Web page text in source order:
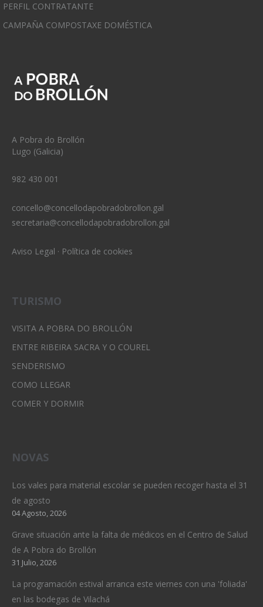
PERFIL CONTRATANTE
CAMPAÑA COMPOSTAXE DOMÉSTICA
A Pobra do Brollón
Lugo (Galicia)
982 430 001
concello@concellodapobradobrollon.gal
secretaria@concellodapobradobrollon.gal
Aviso Legal · Política de cookies
TURISMO
VISITA A POBRA DO BROLLÓN
ENTRE RIBEIRA SACRA Y O COUREL
SENDERISMO
COMO LLEGAR
COMER Y DORMIR
NOVAS
Los vales para material escolar se pueden recoger hasta el 31
de agosto
04 Agosto, 2026
Grave situación ante la falta de médicos en el Centro de Salud
de A Pobra do Brollón
31 Julio, 2026
La programación estival arranca este viernes con una 'foliada'
en las bodegas de Vilachá